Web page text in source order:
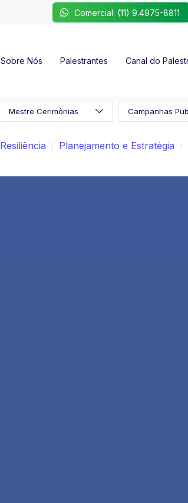
Comercial: (11) 9.4975-8811
Sobre Nós Palestrantes Canal do
Resiliência Planejamento e Estratégia